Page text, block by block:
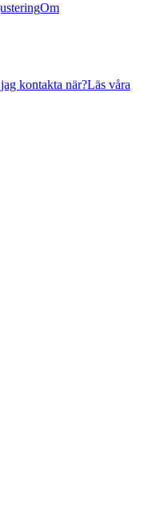
Om
kontakta när?Läs våra